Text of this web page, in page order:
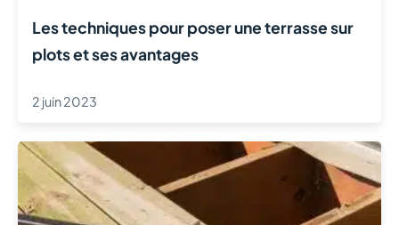
Les techniques pour poser une terrasse sur
plots et ses avantages
2 juin 2023